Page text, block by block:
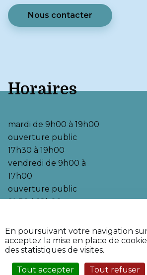
departemental-de-loise
Nous contacter
Horaires
mardi de 9h00 à 19h00
ouverture public
17h30 à 19h00
vendredi de 9h00 à
17h00
ouverture public
9h30 à 12h00
Mentions légales •
Plan du site •
l'Adico
En poursuivant votre navigation
acceptez la mise en place de
des statistiques de visites.
Tout accepter Tout refuser